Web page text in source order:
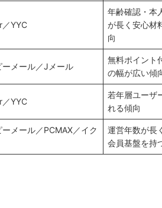
YYC
年齢確認・本
が長く安心材
向
ーメール／Jメール
無料ポイント
の幅が広い傾
YYC
若年層ユーザ
れる傾向
メール／PCMAX／イク
運営年数が長
会員基盤を持